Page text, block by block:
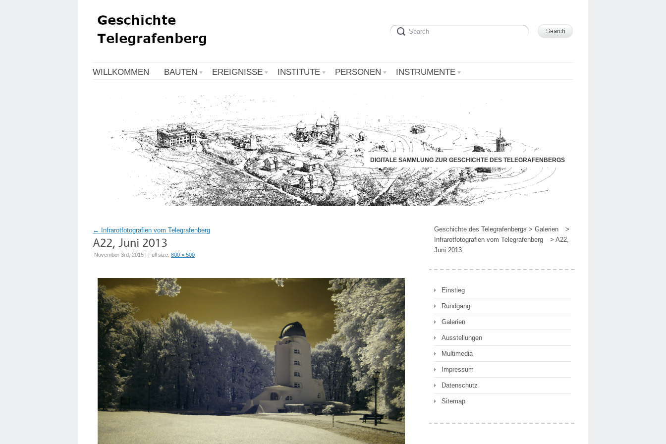
WILLKOMMEN BAUTEN EREIGNISSE INSTITUTE PERSONEN INSTRUMENTE
DIGITALE SAMMLUNG ZUR GESCHICHTE DES TELEGRAFENBERGS
← Infrarotfotografien vom Telegrafenberg
November 3rd, 2015 | Full size: 800 × 500
Geschichte des Telegrafenbergs > Galerien
>
Infrarotfotografien vom Telegrafenberg
> A22,
Juni 2013
Einstieg
Rundgang
Galerien
Ausstellungen
Multimedia
Impressum
Datenschutz
Sitemap